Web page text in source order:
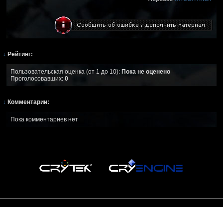
↓ Рейтинг:
Пользовательская оценка (от 1 до 10): Пока не оценено
Проголосовавших: 0
↓ Комментарии:
Пока комментариев нет